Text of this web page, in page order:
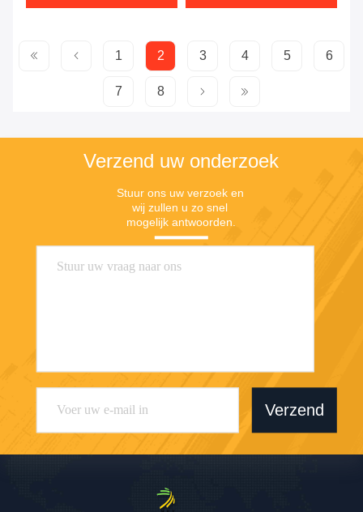
1 2 3 4 5 6
7 8
Verzend uw onderzoek
Stuur ons uw verzoek en
wij zullen u zo snel
mogelijk antwoorden.
Verzend